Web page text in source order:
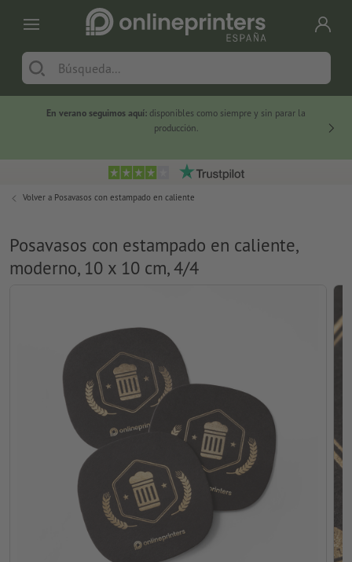
En verano seguimos aquí: disponibles como siempre y sin parar la
producción.
Volver a Posavasos con estampado en caliente
Posavasos con estampado en caliente,
moderno, 10 x 10 cm, 4/4